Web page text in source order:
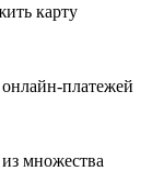
карту
платежей
множества